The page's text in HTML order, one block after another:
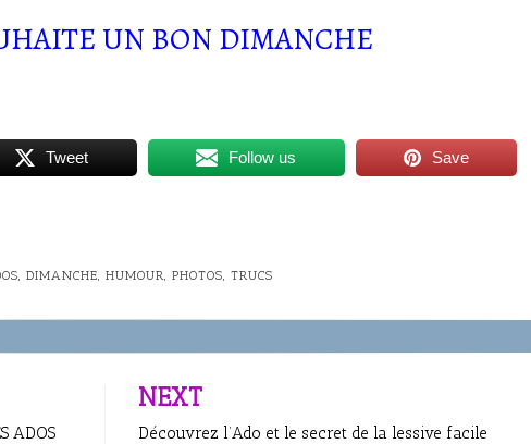
UN BON DIMANCHE
Tweet Follow us Save
, DIMANCHE, HUMOUR, PHOTOS, TRUCS
ADOS
NEXT
Découvrez l’Ado et le secret de la lessive facile